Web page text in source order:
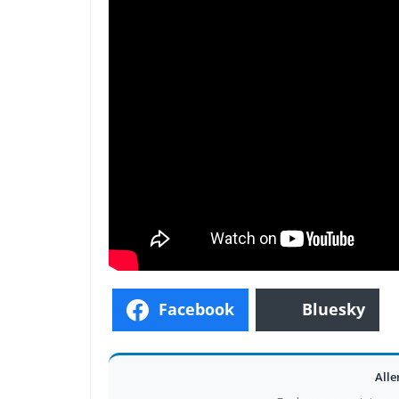
Facebook Bluesky